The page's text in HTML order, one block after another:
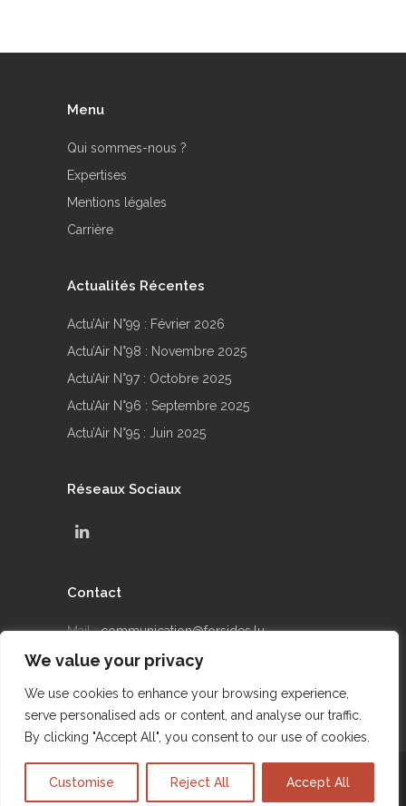
We value your privacy
We use cookies to enhance your browsing experience,
serve personalised ads or content, and analyse our traffic.
By clicking "Accept All", you consent to our use of cookies.
Customise Reject All Accept All
Menu
Qui sommes-nous ?
Expertises
Mentions légales
Carrière
Actualités Récentes
Actu’Air N°99 : Février 2026
Actu’Air N°98 : Novembre 2025
Actu’Air N°97 : Octobre 2025
Actu’Air N°96 : Septembre 2025
Actu’Air N°95 : Juin 2025
Réseaux Sociaux
Contact
Mail :communication@forsides.lu
Téléphone : +352 24 69 90 42
@2015 FORSIDES - Site réalisé par DIGICONSEIL